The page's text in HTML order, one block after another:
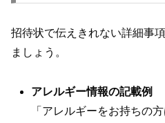
招待状で伝えきれない詳細事項
ましょう。
アレルギー情報の記載例
「アレルギーをお持ちの